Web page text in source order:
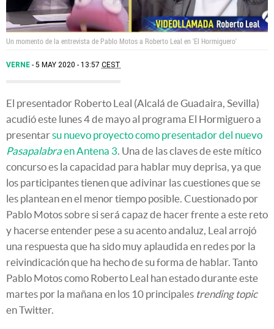
Un momento de la entrevista de Pablo Motos a Roberto Leal en 'El Hormiguero'
VERNE 5 MAY 2020 - 13:57 CEST
El presentador Roberto Leal (Alcalá de Guadaira, Sevilla)
acudió este lunes 4 de mayo al programa El Hormiguero a
presentarsu nuevo proyecto como presentador del nuevo
Pasapalabraen Antena 3. Una de las claves de este mítico
concurso es la capacidad para hablar muy deprisa, ya que
los participantes tienen que adivinar las cuestiones que se
les plantean en el menor tiempo posible. Cuestionado por
Pablo Motos sobre si será capaz de hacer frente a este reto
y hacerse entender pese a su acento andaluz, Leal arrojó
una respuesta que ha sido muy aplaudida en redes por la
reivindicación que ha hecho de su forma de hablar. Tanto
Pablo Motos como Roberto Leal han estado durante este
martes por la mañana en los 10 principales trending topic
en Twitter.